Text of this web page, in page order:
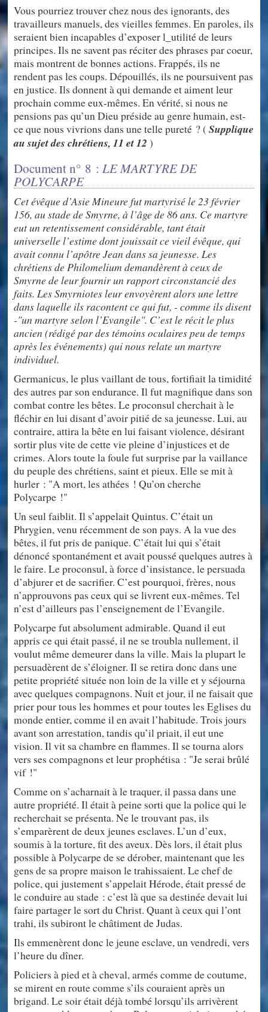
Vous pourriez trouver chez nous des ignorants, des
travailleurs manuels, des vieilles femmes. En paroles, ils
seraient bien incapables d’exposer l_utilité de leurs
principes. Ils ne savent pas réciter des phrases par coeur,
mais montrent de bonnes actions. Frappés, ils ne
rendent pas les coups. Dépouillés, ils ne poursuivent pas
en justice. Ils donnent à qui demande et aiment leur
prochain comme eux-mêmes. En vérité, si nous ne
pensions pas qu’un Dieu préside au genre humain, est-
ce que nous vivrions dans une telle pureté ? (Supplique
au sujet des chrétiens, 11 et 12 )
Document n° 8 :LE MARTYRE DE
POLYCARPE
Cet évêque d’Asie Mineure fut martyrisé le 23 février
156, au stade de Smyrne, à l’âge de 86 ans. Ce martyre
eut un retentissement considérable, tant était
universelle l’estime dont jouissait ce vieil évêque, qui
avait connu l’apôtre Jean dans sa jeunesse. Les
chrétiens de Philomelium demandèrent à ceux de
Smyrne de leur fournir un rapport circonstancié des
faits. Les Smyrniotes leur envoyèrent alors une lettre
dans laquelle ils racontent ce qui fut, - comme ils disent
-"un martyre selon l’Evangile". C’est le récit le plus
ancien (rédigé par des témoins oculaires peu de temps
après les événements) qui nous relate un martyre
individuel.
Germanicus, le plus vaillant de tous, fortifiait la timidité
des autres par son endurance. Il fut magnifique dans son
combat contre les bêtes. Le proconsul cherchait à le
fléchir en lui disant d’avoir pitié de sa jeunesse. Lui, au
contraire, attira la bête en lui faisant violence, désirant
sortir plus vite de cette vie pleine d’injustices et de
crimes. Alors toute la foule fut surprise par la vaillance
du peuple des chrétiens, saint et pieux. Elle se mit à
hurler : "A mort, les athées ! Qu’on cherche
Polycarpe !"
Un seul faiblit. Il s’appelait Quintus. C’était un
Phrygien, venu récemment de son pays. A la vue des
bêtes, il fut pris de panique. C’était lui qui s’était
dénoncé spontanément et avait poussé quelques autres à
le faire. Le proconsul, à force d’insistance, le persuada
d’abjurer et de sacrifier. C’est pourquoi, frères, nous
n’approuvons pas ceux qui se livrent eux-mêmes. Tel
n’est d’ailleurs pas l’enseignement de l’Evangile.
Polycarpe fut absolument admirable. Quand il eut
appris ce qui était passé, il ne se troubla nullement, il
voulut même demeurer dans la ville. Mais la plupart le
persuadèrent de s’éloigner. Il se retira donc dans une
petite propriété située non loin de la ville et y séjourna
avec quelques compagnons. Nuit et jour, il ne faisait que
prier pour tous les hommes et pour toutes les Eglises du
monde entier, comme il en avait l’habitude. Trois jours
avant son arrestation, tandis qu’il priait, il eut une
vision. Il vit sa chambre en flammes. Il se tourna alors
vers ses compagnons et leur prophétisa : "Je serai brûlé
vif !"
Comme on s’acharnait à le traquer, il passa dans une
autre propriété. Il était à peine sorti que la police qui le
recherchait se présenta. Ne le trouvant pas, ils
s’emparèrent de deux jeunes esclaves. L’un d’eux,
soumis à la torture, fit des aveux. Dès lors, il était plus
possible à Polycarpe de se dérober, maintenant que les
gens de sa propre maison le trahissaient. Le chef de
police, qui justement s’appelait Hérode, était pressé de
le conduire au stade : c’est là que sa destinée devait lui
faire partager le sort du Christ. Quant à ceux qui l’ont
trahi, ils subiront le châtiment de Judas.
Ils emmenèrent donc le jeune esclave, un vendredi, vers
l’heure du dîner.
Policiers à pied et à cheval, armés comme de coutume,
se mirent en route comme s’ils couraient après un
brigand. Le soir était déjà tombé lorsqu’ils arrivèrent